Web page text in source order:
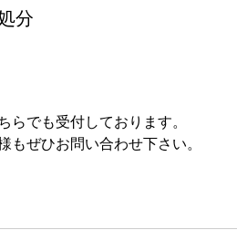
分
らでも受付しております。
もぜひお問い合わせ下さい。